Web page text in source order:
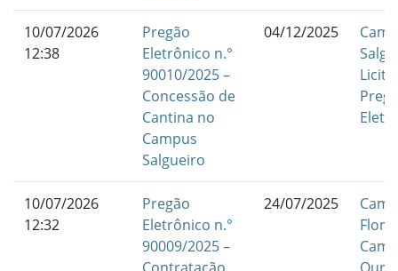
10/07/2026
12:38
Pregão
Eletrônico n.°
90010/2025 –
Concessão de
Cantina no
Campus
Salgueiro
04/12/2025
10/07/2026
12:32
Pregão
Eletrônico n.°
90009/2025 –
24/07/2025